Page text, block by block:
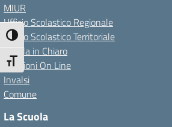
Attiva/disattiva alto contrasto
Attiva/disattiva dimensione testo
MIUR
Ufficio Scolastico Regionale
Ufficio Scolastico Territoriale
Scuola in Chiaro
Iscrizioni On Line
Invalsi
Comune
La Scuola